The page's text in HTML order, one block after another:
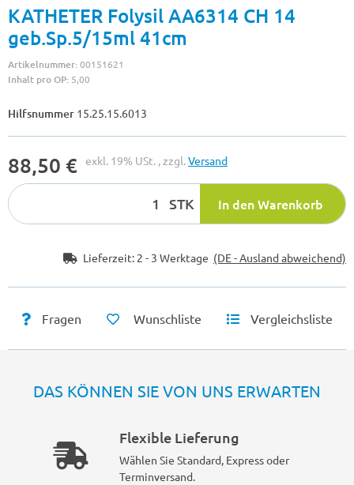
KATHETER Folysil AA6314 CH 14
geb.Sp.5/15ml 41cm
Artikelnummer:00151621
Inhalt pro OP: 5,00
Hilfsnummer 15.25.15.6013
88,50 € exkl. 19% USt. , zzgl.Versand
STK In den Warenkorb
Lieferzeit: 2 - 3 Werktage (DE - Ausland abweichend)
Fragen Wunschliste Vergleichsliste
DAS KÖNNEN SIE VON UNS ERWARTEN
Flexible Lieferung
Wählen Sie Standard, Express oder
Terminversand.